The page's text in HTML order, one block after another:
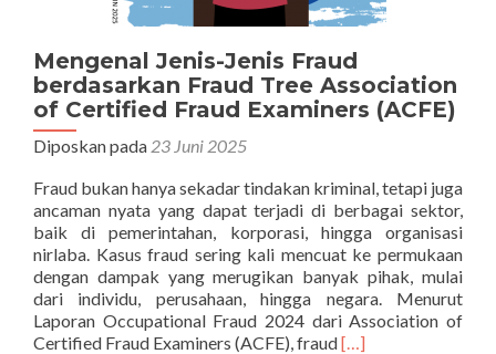
Mengenal Jenis-Jenis Fraud
berdasarkan Fraud Tree Association
of Certified Fraud Examiners (ACFE)
Diposkan pada 23 Juni 2025
Fraud bukan hanya sekadar tindakan kriminal, tetapi juga
ancaman nyata yang dapat terjadi di berbagai sektor,
baik di pemerintahan, korporasi, hingga organisasi
nirlaba. Kasus fraud sering kali mencuat ke permukaan
dengan dampak yang merugikan banyak pihak, mulai
dari individu, perusahaan, hingga negara. Menurut
Laporan Occupational Fraud 2024 dari Association of
Certified Fraud Examiners (ACFE), fraudSelengkapnya
[…]